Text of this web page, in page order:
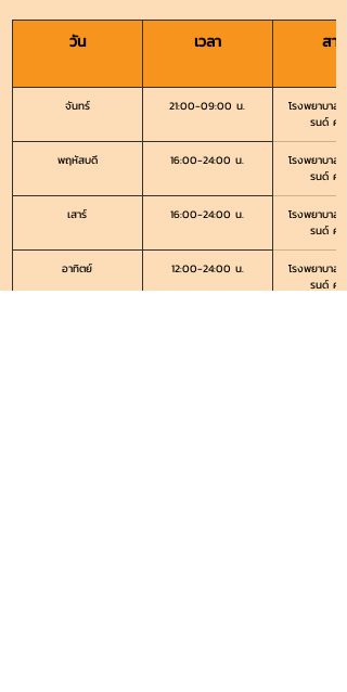
วัน เวลา สาขา
จันทร์ 21:00-09:00 น.
โรงพยาบาลสั
รนด์ ศรีร
พฤหัสบดี 16:00-24:00 น.
โรงพยาบาลสั
รนด์ ศรีร
เสาร์ 16:00-24:00 น.
โรงพยาบาลสั
รนด์ ศรีร
อาทิตย์ 12:00-24:00 น.
โรงพยาบาลสั
รนด์ ศรีร